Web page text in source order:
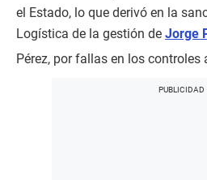
el Estado, lo que derivó en la
Logística de la gestión de Jorge
Pérez, por fallas en los